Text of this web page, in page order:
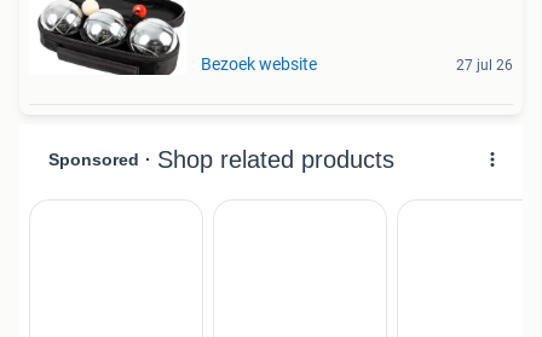
Bezoek website 27 jul 26